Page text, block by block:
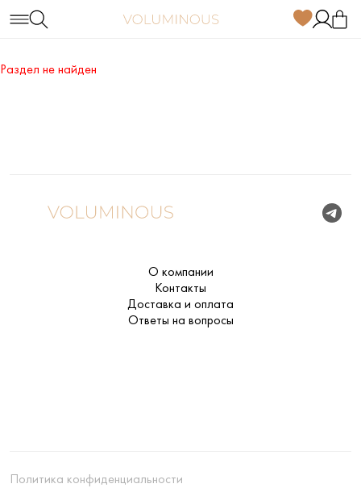
Раздел не найден
О компании
Контакты
Доставка и оплата
Ответы на вопросы
Политика конфиденциальности